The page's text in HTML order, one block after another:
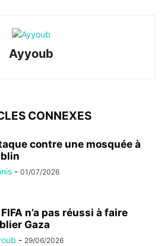
Ayyoub
CONNEXES
contre une mosquée à
- 01/07/2026
n’a pas réussi à faire
Gaza
- 29/06/2026